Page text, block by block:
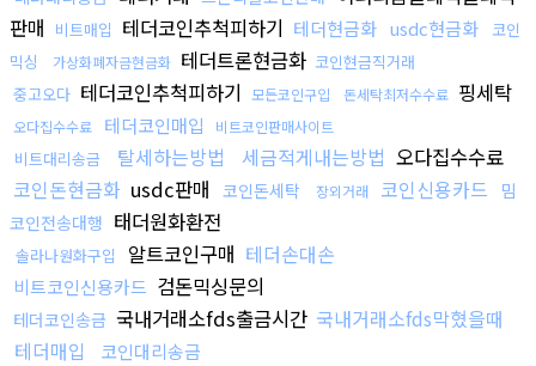
판매 비트매입 테더코인추척피하기 테더현금화 usdc현금화
코인
믹싱
가상화폐자금현금화 테더트론현금화 코인현금직거래
중고오다 테더코인추척피하기 모든코인구입 돈세탁최저수수료 핑세탁
오다집수수료 테더코인매입 비트코인판매사이트
비트대리송금 탈세하는방법 세금적게내는방법 오다집수수료
코인돈현금화 usdc판매 코인돈세탁 장외거래 코인신용카드
밈
코인전송대행 태더원화환전
솔라나원화구입 알트코인구매 테더손대손
비트코인신용카드 검돈믹싱문의
테더코인송금 국내거래소fds출금시간 국내거래소fds막혔을때
테더매입
코인대리송금